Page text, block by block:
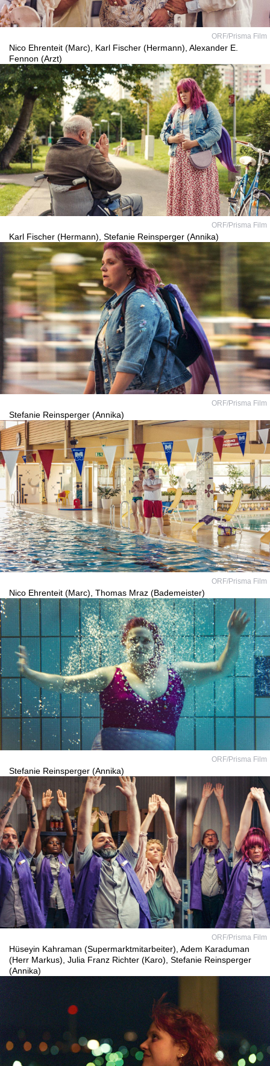
ORF/Prisma Film
Nico Ehrenteit (Marc), Karl Fischer (Hermann), Alexander E.
Fennon (Arzt)
ORF/Prisma Film
Karl Fischer (Hermann), Stefanie Reinsperger (Annika)
ORF/Prisma Film
Stefanie Reinsperger (Annika)
ORF/Prisma Film
Nico Ehrenteit (Marc), Thomas Mraz (Bademeister)
ORF/Prisma Film
Stefanie Reinsperger (Annika)
ORF/Prisma Film
Hüseyin Kahraman (Supermarktmitarbeiter), Adem Karaduman
(Herr Markus), Julia Franz Richter (Karo), Stefanie Reinsperger
(Annika)